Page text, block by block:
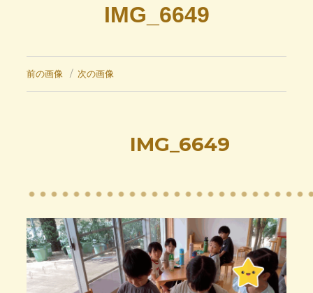
IMG_6649
前の画像 次の画像
IMG_6649